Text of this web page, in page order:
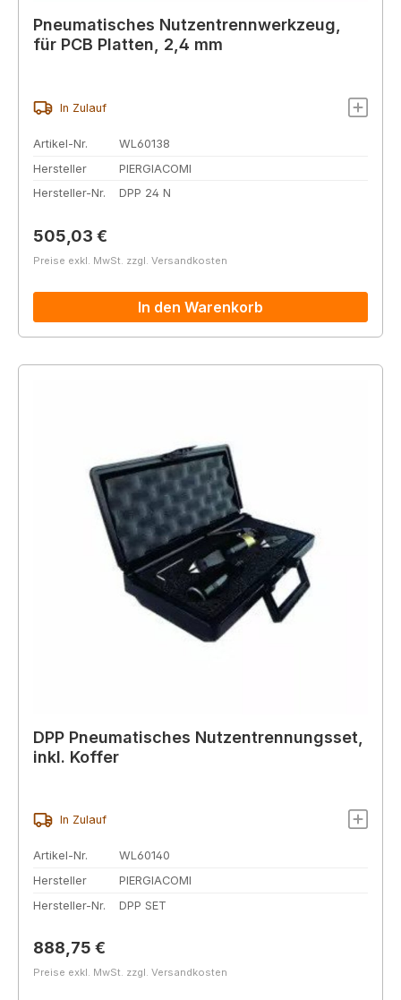
Pneumatisches Nutzentrennwerkzeug,
für PCB Platten, 2,4 mm
In Zulauf
Artikel-Nr.
WL60138
Hersteller
PIERGIACOMI
Hersteller-Nr.
DPP 24 N
Regulärer Preis:
505,03 €
Preise exkl. MwSt. zzgl. Versandkosten
In den Warenkorb
DPP Pneumatisches Nutzentrennungsset,
inkl. Koffer
In Zulauf
Artikel-Nr.
WL60140
Hersteller
PIERGIACOMI
Hersteller-Nr.
DPP SET
Regulärer Preis:
888,75 €
Preise exkl. MwSt. zzgl. Versandkosten